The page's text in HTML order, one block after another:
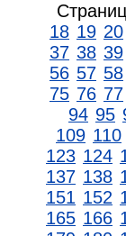
18 19 20
37 38 39
56 57 58
75 76 77
94 95
109 110
123 124
137 138
151 152
165 166